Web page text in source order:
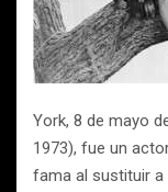
York, 8 de mayo
1973), fue un
fama al sustituir a